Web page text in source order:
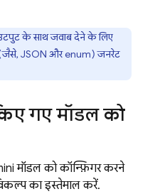
के साथ जवाब देने के लिए
JSON और enum) जनरेट
गए मॉडल को
मॉडल को कॉन्फ़िगर करने
का इस्तेमाल करें.